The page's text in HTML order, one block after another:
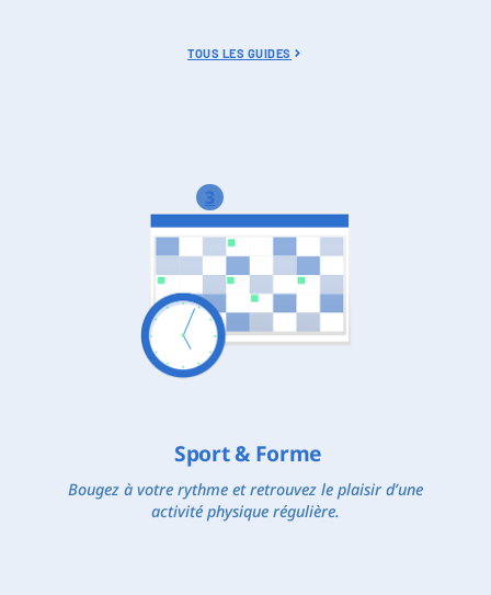
TOUS LES GUIDES
3
Sport & Forme
Bougez à votre rythme et retrouvez le plaisir d’une
activité physique régulière.